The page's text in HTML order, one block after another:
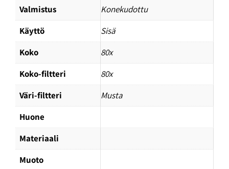
Valmistus
Konekudottu
Käyttö
Sisä
Koko
80x
Koko-filtteri
80x
Väri-filtteri
Musta
Huone
Materiaali
Muoto